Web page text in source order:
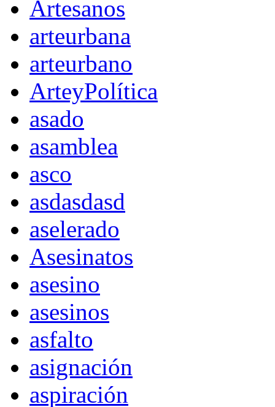
Artesanos
arteurbana
arteurbano
ArteyPolítica
asado
asamblea
asco
asdasdasd
aselerado
Asesinatos
asesino
asesinos
asfalto
asignación
aspiración